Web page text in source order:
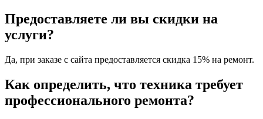
Предоставляете ли вы скидки на
услуги?
Да, при заказе с сайта предоставляется скидка 15% на ремонт.
Как определить, что техника требует
профессионального ремонта?